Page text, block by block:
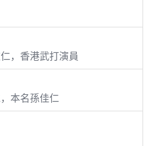
，香港武打演員
本名孫佳仁